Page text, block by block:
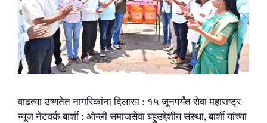
वाढत्या उष्णतेत नागरिकांना दिलासा : १५ जूनपर्यंत सेवा महाराष्ट्र
न्यूज नेटवर्क बार्शी : ओन्ली समाजसेवा बहुउद्देशीय संस्था, बार्शी यांच्या